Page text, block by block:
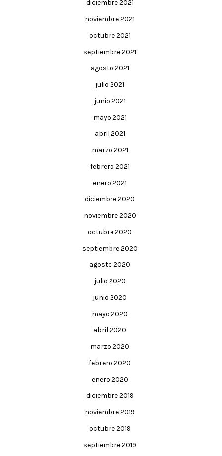
diciembre 2021
noviembre 2021
octubre 2021
septiembre 2021
agosto 2021
julio 2021
junio 2021
mayo 2021
abril 2021
marzo 2021
febrero 2021
enero 2021
diciembre 2020
noviembre 2020
octubre 2020
septiembre 2020
agosto 2020
julio 2020
junio 2020
mayo 2020
abril 2020
marzo 2020
febrero 2020
enero 2020
diciembre 2019
noviembre 2019
octubre 2019
septiembre 2019